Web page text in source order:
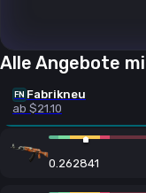
Alle Angebote
FN Fabrikneu
ab $21.10
0.262841